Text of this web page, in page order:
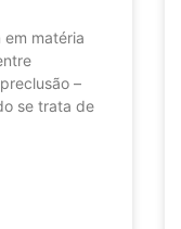
matéria
–
se trata de